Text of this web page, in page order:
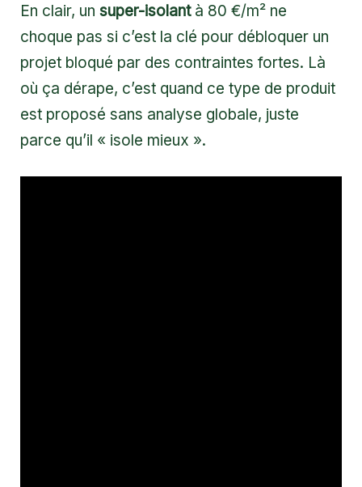
En clair, un super-isolantà 80 €/m² ne
choque pas si c’est la clé pour débloquer un
projet bloqué par des contraintes fortes. Là
où ça dérape, c’est quand ce type de produit
est proposé sans analyse globale, juste
parce qu’il « isole mieux ».